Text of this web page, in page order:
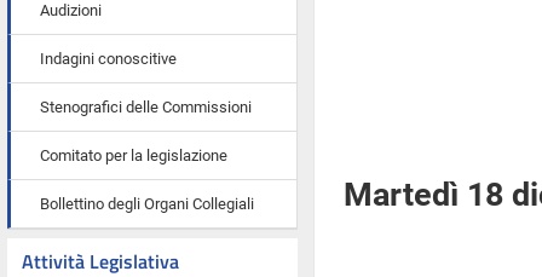
Audizioni
Indagini conoscitive
Stenografici delle Commissioni
Comitato per la legislazione
Bollettino degli Organi Collegiali
Attività Legislativa
Martedì 18